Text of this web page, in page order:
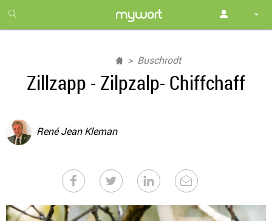
month
free
Buschrodt
Zillzapp - Zilpzalp- Chiffchaff
René Jean Kleman